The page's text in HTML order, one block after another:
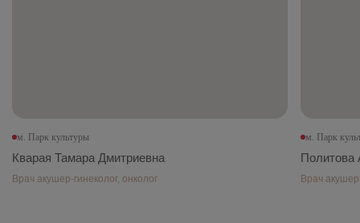
м. Парк культуры
Кварая Тамара Дмитриевна
Врач акушер-гинеколог, онколог
м. Парк
Политова
Врач